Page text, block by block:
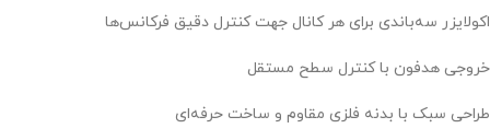
اکولایزر سه‌باندی برای هر کانال جهت کنترل دقیق فرکانس‌ها
خروجی هدفون با کنترل سطح مستقل
طراحی سبک با بدنه فلزی مقاوم و ساخت حرفه‌ای